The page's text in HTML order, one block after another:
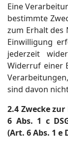
Eine
bestimmte
zum Erhalt des
Einwilligung
jederzeit
Widerruf einer
sind davon
2.4 Zwecke
6 Abs. 1 c
(Art. 6 Abs. 1 e